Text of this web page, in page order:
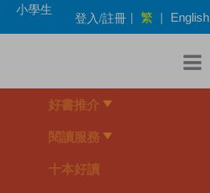
小學生
登入/註冊 | 繁 | English
好書推介
閱讀服務
十本好讀